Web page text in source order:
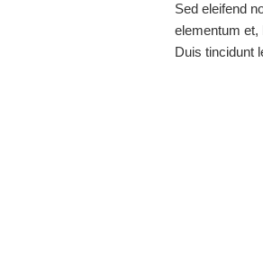
Sed eleifend
elementum et,
Duis tincidunt